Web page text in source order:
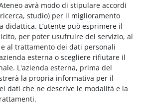
avrà modo di stipulare accordi
studio) per il miglioramento
didattica. L’utente può esprimere il
per poter usufruire del servizio, al
al trattamento dei dati personali
esterna o scegliere rifiutare il
L'azienda esterna, prima del
la propria informativa per il
dati che ne descrive le modalità e la